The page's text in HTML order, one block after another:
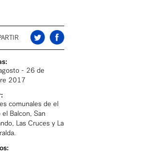
- 26 de
2017
comunales de el
el Balcon, San
Las Cruces y La